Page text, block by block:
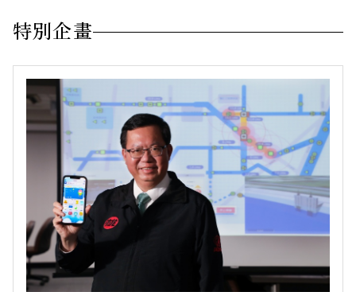
特別企畫